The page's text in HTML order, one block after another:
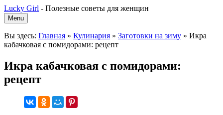
Lucky Girl - Полезные советы для женщин
Menu
Вы здесь: Главная » Кулинария » Заготовки на зиму » Икра
кабачковая с помидорами: рецепт
Икра кабачковая с помидорами:
рецепт